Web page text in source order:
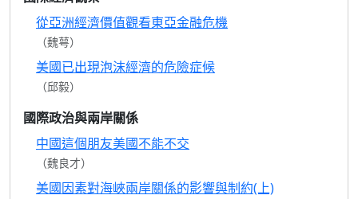
從亞洲經濟價值觀看東亞金融危機
（魏萼）
美國已出現泡沫經濟的危險症候
（邱毅）
國際政治與兩岸關係
中國這個朋友美國不能不交
（魏良才）
美國因素對海峽兩岸關係的影響與制約(上)